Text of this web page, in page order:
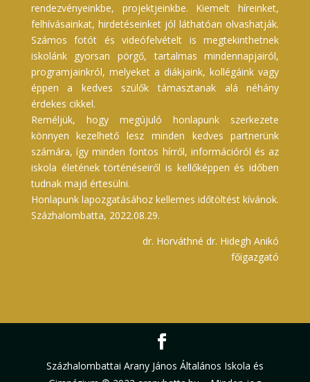
rendezvényeinkbe, projektjeinkbe. Kiemelt híreinket,
felhívásainkat, hirdetéseinket jól láthatóan olvashatják.
Számos fotót és videófelvételt is megtekinthetnek
iskolánk gyorsan pörgő, tartalmas mindennapjairól,
programjainkról, melyeket a diákjaink, kollégáink vagy
éppen a kedves szülők támasztanak alá néhány
érdekes cikkel.
Reméljük, hogy megújuló honlapunk szerkezete
könnyen kezelhető lesz minden kedves partnerünk
számára, így minden fontos hírről, információról és az
iskola életének történéseiről is kellőképpen és időben
tudnak majd értesülni.
Honlapunk lapozgatásához kellemes időtöltést kívánok.
Százhalombatta, 2022.08.29.
dr. Horváthné dr. Hidegh Anikó
főigazgató
Százhalombattai Arany János Általános Iskola és